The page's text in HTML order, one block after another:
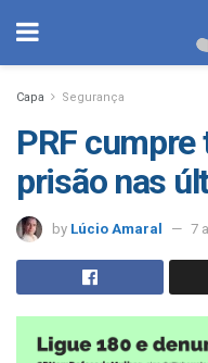
Capa Segurança
PRF
prisão nas
by Lúcio Amaral 7